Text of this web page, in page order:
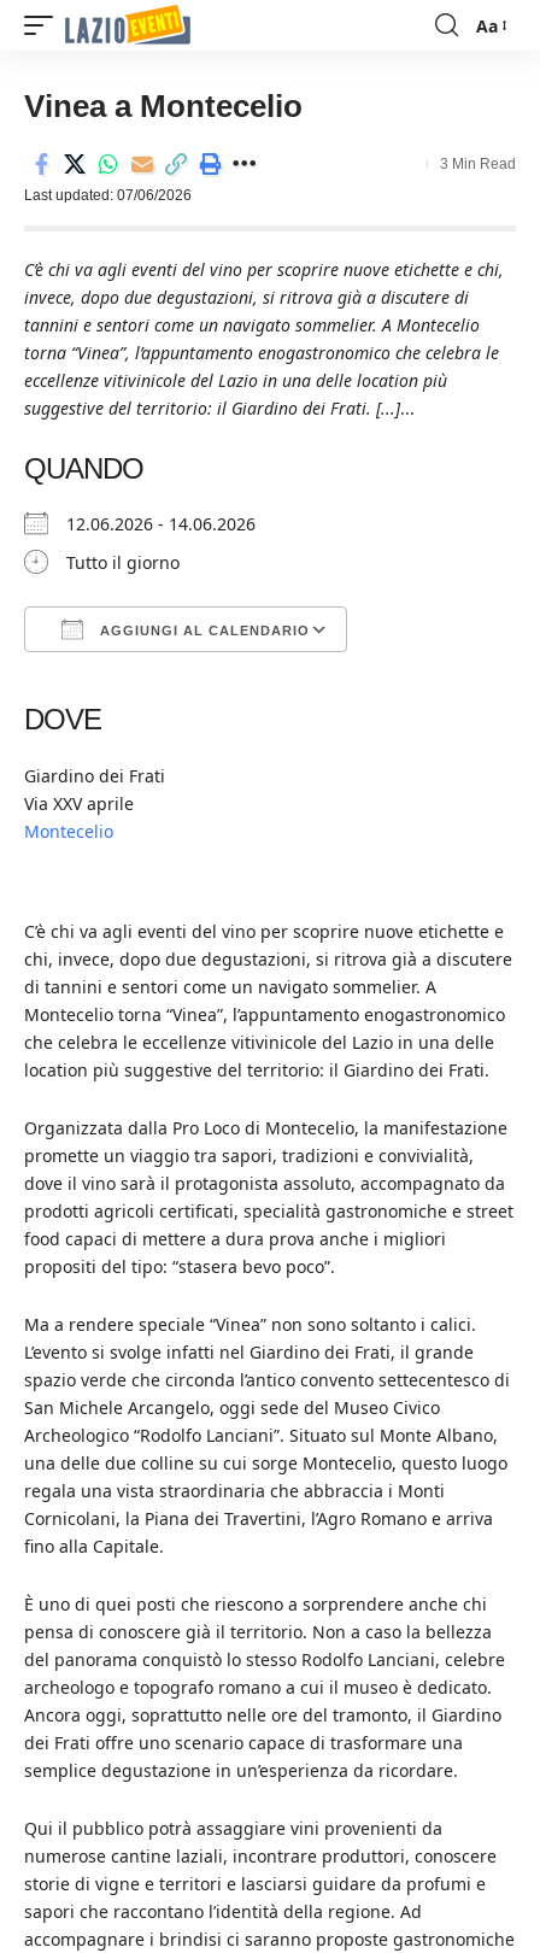
Font
Aa
Vinea a Montecelio
Last updated: 07/06/2026
3 Min Read
C’è chi va agli eventi del vino per scoprire nuove etichette e chi,
invece, dopo due degustazioni, si ritrova già a discutere di
tannini e sentori come un navigato sommelier. A Montecelio
torna “Vinea”, l’appuntamento enogastronomico che celebra le
eccellenze vitivinicole del Lazio in una delle location più
suggestive del territorio: il Giardino dei Frati. [...]...
QUANDO
12.06.2026 - 14.06.2026
Tutto il giorno
AGGIUNGI AL CALENDARIO
DOVE
Giardino dei Frati
Via XXV aprile
Montecelio
C’è chi va agli eventi del vino per scoprire nuove etichette e
chi, invece, dopo due degustazioni, si ritrova già a discutere
di tannini e sentori come un navigato sommelier. A
Montecelio torna “Vinea”, l’appuntamento enogastronomico
che celebra le eccellenze vitivinicole del Lazio in una delle
location più suggestive del territorio: il Giardino dei Frati.
Organizzata dalla Pro Loco di Montecelio, la manifestazione
promette un viaggio tra sapori, tradizioni e convivialità,
dove il vino sarà il protagonista assoluto, accompagnato da
prodotti agricoli certificati, specialità gastronomiche e street
food capaci di mettere a dura prova anche i migliori
propositi del tipo: “stasera bevo poco”.
Ma a rendere speciale “Vinea” non sono soltanto i calici.
L’evento si svolge infatti nel Giardino dei Frati, il grande
spazio verde che circonda l’antico convento settecentesco di
San Michele Arcangelo, oggi sede del Museo Civico
Archeologico “Rodolfo Lanciani”. Situato sul Monte Albano,
una delle due colline su cui sorge Montecelio, questo luogo
regala una vista straordinaria che abbraccia i Monti
Cornicolani, la Piana dei Travertini, l’Agro Romano e arriva
fino alla Capitale.
È uno di quei posti che riescono a sorprendere anche chi
pensa di conoscere già il territorio. Non a caso la bellezza
del panorama conquistò lo stesso Rodolfo Lanciani, celebre
archeologo e topografo romano a cui il museo è dedicato.
Ancora oggi, soprattutto nelle ore del tramonto, il Giardino
dei Frati offre uno scenario capace di trasformare una
semplice degustazione in un’esperienza da ricordare.
Qui il pubblico potrà assaggiare vini provenienti da
numerose cantine laziali, incontrare produttori, conoscere
storie di vigne e territori e lasciarsi guidare da profumi e
sapori che raccontano l’identità della regione. Ad
accompagnare i brindisi ci saranno proposte gastronomiche